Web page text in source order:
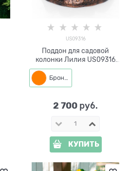
US09316
Поддон для садовой
колонки Лилия US09316
стеклопластик
Бронза
2 700 руб.
КУПИТЬ